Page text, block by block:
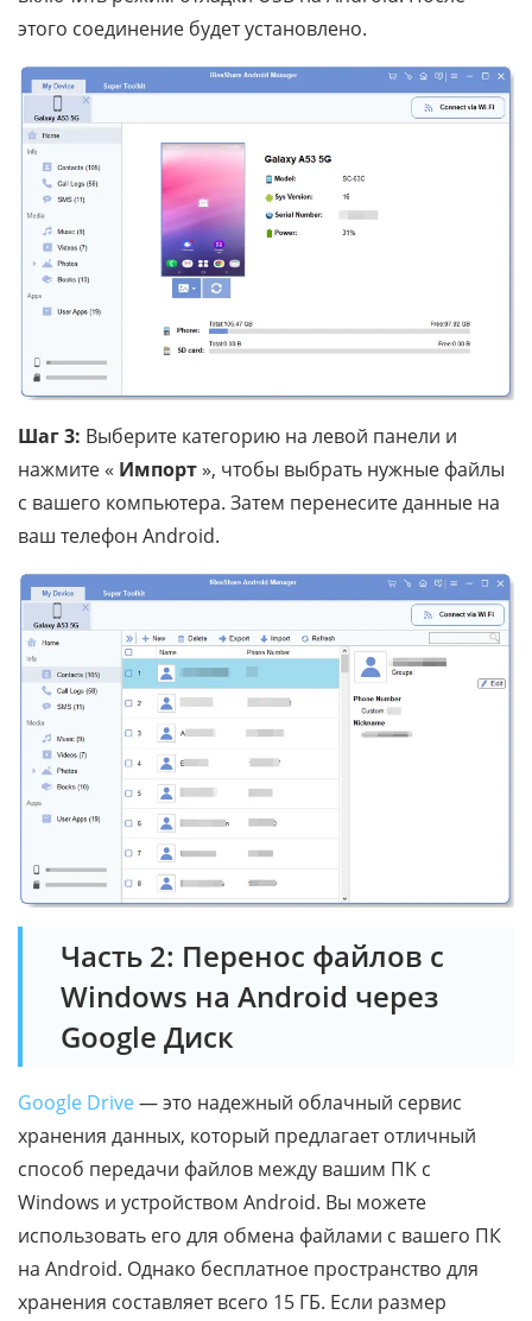
этого соединение будет установлено.
Шаг 3: Выберите категорию на левой панели и
нажмите « Импорт», чтобы выбрать нужные файлы
с вашего компьютера. Затем перенесите данные на
ваш телефон Android.
Часть 2: Перенос файлов с
Windows на Android через
Google Диск
Google Drive— это надежный облачный сервис
хранения данных, который предлагает отличный
способ передачи файлов между вашим ПК с
Windows и устройством Android. Вы можете
использовать его для обмена файлами с вашего ПК
на Android. Однако бесплатное пространство для
хранения составляет всего 15 ГБ. Если размер